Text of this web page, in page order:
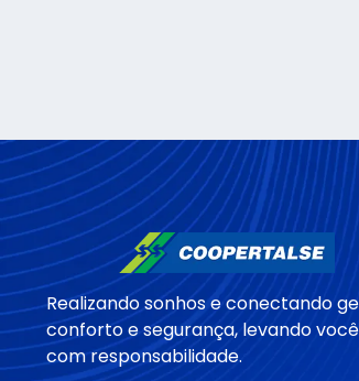
Realizando sonhos e conectando
conforto e segurança, levando
com responsabilidade.